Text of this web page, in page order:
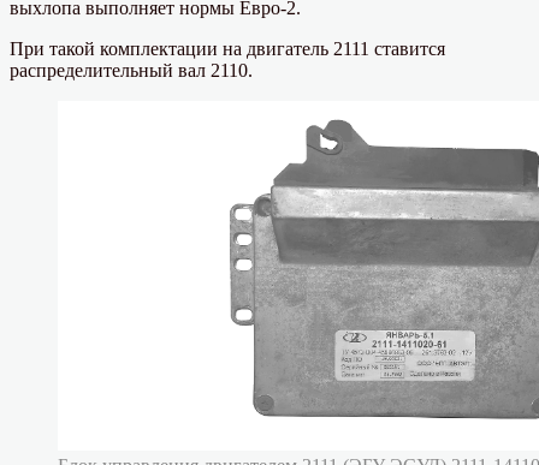
выхлопа выполняет нормы Евро-2.
При такой комплектации на двигатель 2111 ставится
распределительный вал 2110.